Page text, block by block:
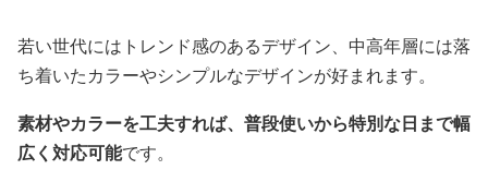
若い世代にはトレンド感のあるデザイン、中高年層には落
ち着いたカラーやシンプルなデザインが好まれます。
素材やカラーを工夫すれば、普段使いから特別な日まで幅
広く対応可能です。